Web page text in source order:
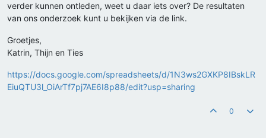
verder kunnen ontleden, weet u daar iets over? De resultaten
van ons onderzoek kunt u bekijken via de link.
Groetjes,
Katrin, Thijn en Ties
https://docs.google.com/spreadsheets/d/1N3ws2GXKP8IBskLR
EiuQTU3l_OiArTf7pj7AE6I8p88/edit?usp=sharing
0